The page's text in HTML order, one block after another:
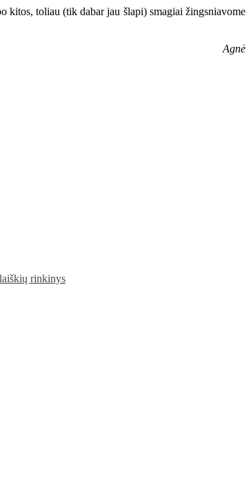
kitos, toliau (tik dabar jau šlapi) smagiai žingsniavome
Agnė